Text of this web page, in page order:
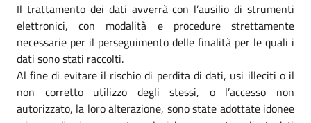
Il trattamento dei dati avverrà con l’ausilio di strumenti
elettronici, con modalità e procedure strettamente
necessarie per il perseguimento delle finalità per le quali i
dati sono stati raccolti.
Al fine di evitare il rischio di perdita di dati, usi illeciti o il
non corretto utilizzo degli stessi, o l’accesso non
autorizzato, la loro alterazione, sono state adottate idonee